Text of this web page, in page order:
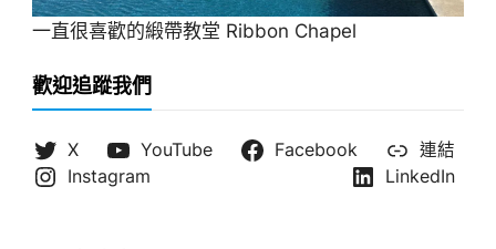
一直很喜歡的緞帶教堂 Ribbon Chapel
歡迎追蹤我們
X YouTube Facebook
連結
Instagram
LinkedIn